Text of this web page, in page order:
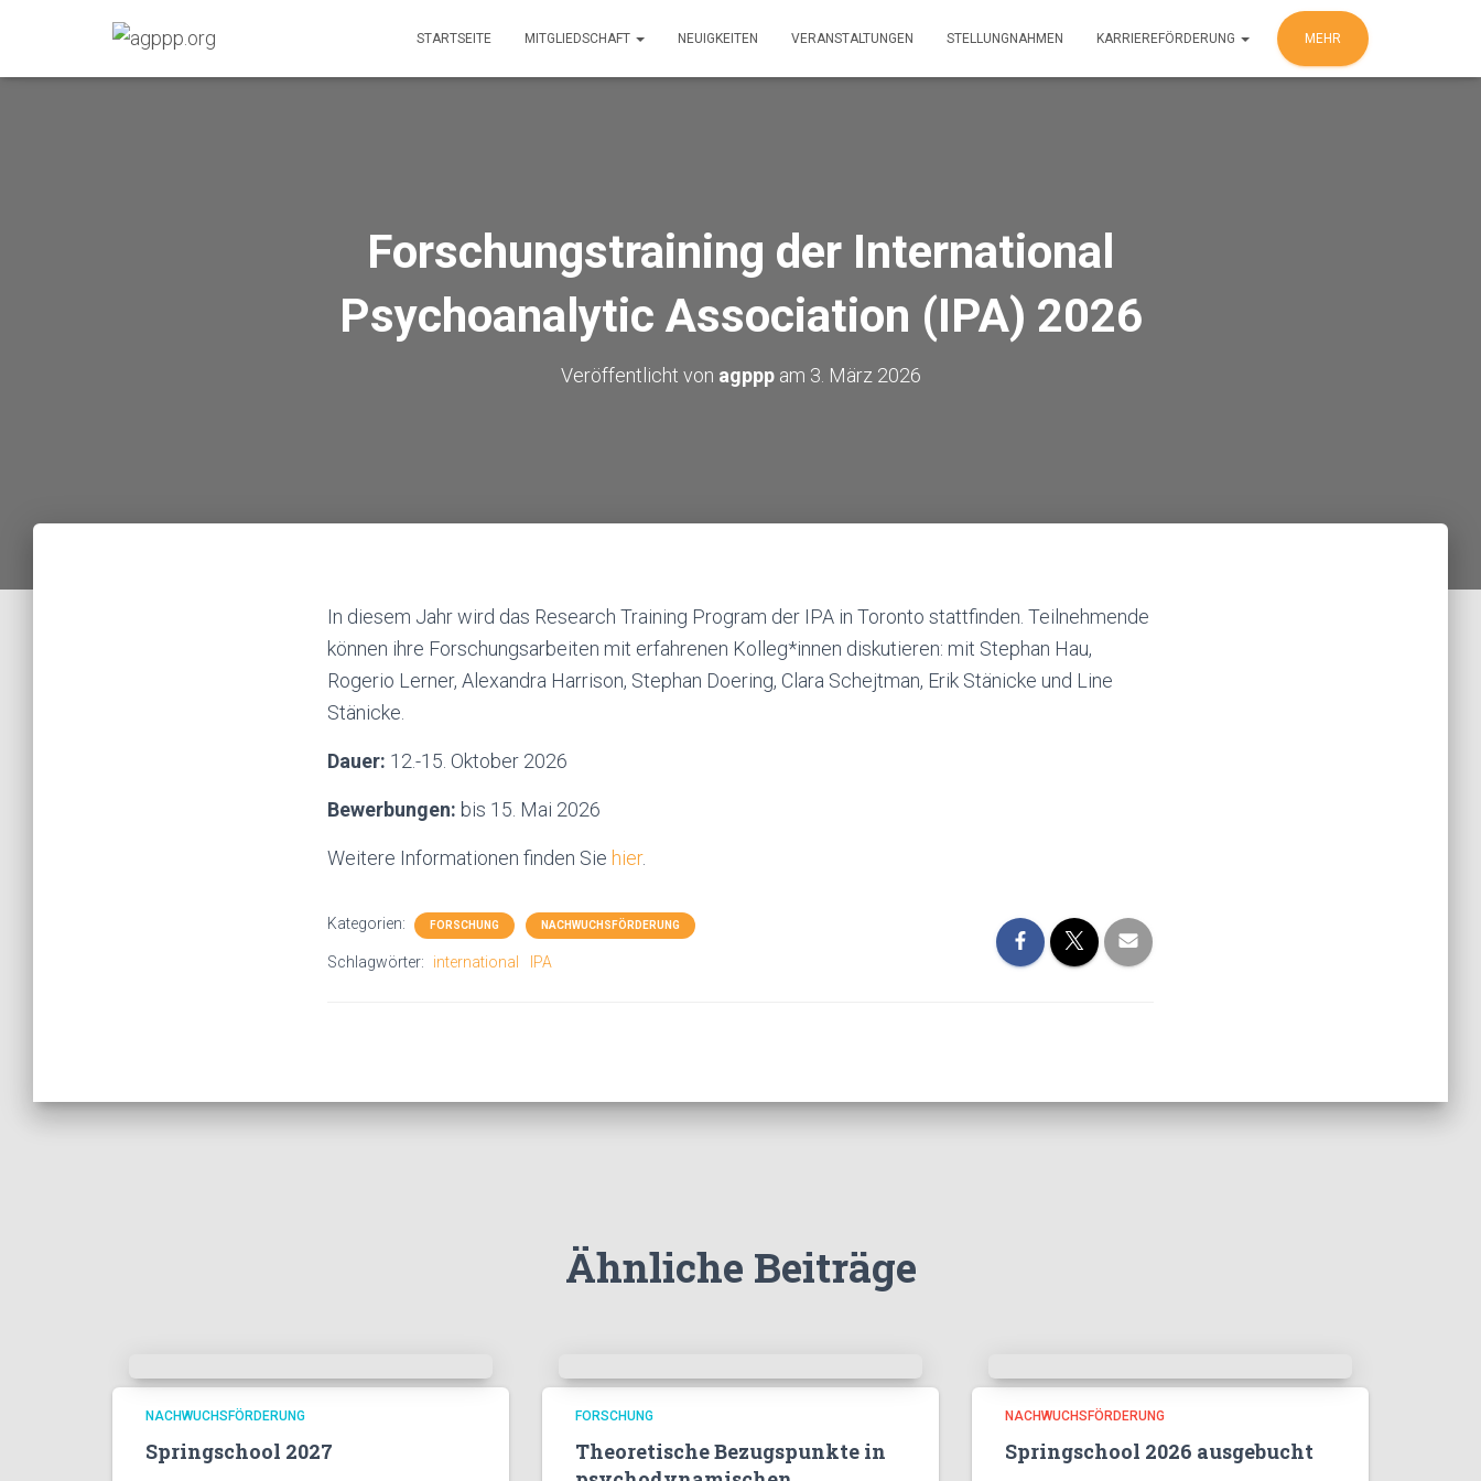
STARTSEITE MITGLIEDSCHAFT NEUIGKEITEN VERANSTALTUNGEN STELLUNGNAHMEN KARRIEREFÖRDERUNG MEHR
Forschungstraining der International
Psychoanalytic Association (IPA) 2026
Veröffentlicht von agpppam 3. März 2026
In diesem Jahr wird das Research Training Program der IPA in Toronto stattfinden. Teilnehmende
können ihre Forschungsarbeiten mit erfahrenen Kolleg*innen diskutieren: mit Stephan Hau,
Rogerio Lerner, Alexandra Harrison, Stephan Doering, Clara Schejtman, Erik Stänicke und Line
Stänicke.
Dauer: 12.-15. Oktober 2026
Bewerbungen: bis 15. Mai 2026
Weitere Informationen finden Sie hier.
Kategorien: FORSCHUNG NACHWUCHSFÖRDERUNG
Schlagwörter: international IPA
Ähnliche Beiträge
NACHWUCHSFÖRDERUNG
Springschool 2027
FORSCHUNG
Theoretische Bezugspunkte in
NACHWUCHSFÖRDERUNG
Springschool 2026 ausgebucht